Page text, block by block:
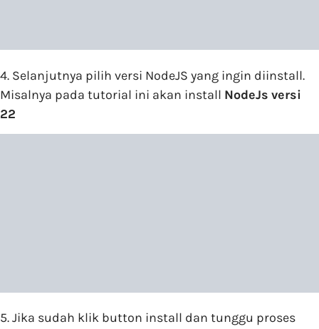
4. Selanjutnya pilih versi NodeJS yang ingin diinstall.
Misalnya pada tutorial ini akan install NodeJs versi
22
5. Jika sudah klik button install dan tunggu proses